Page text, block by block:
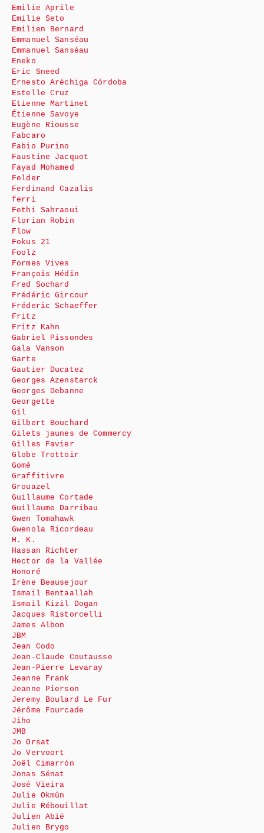
Emilie Aprile
Emilie Seto
Emilien Bernard
Emmanuel Sanséau
Emmanuel Sanséau
Eneko
Eric Sneed
Ernesto Aréchiga Córdoba
Estelle Cruz
Etienne Martinet
Étienne Savoye
Eugène Riousse
Fabcaro
Fabio Purino
Faustine Jacquot
Fayad Mohamed
Felder
Ferdinand Cazalis
ferri
Fethi Sahraoui
Florian Robin
Flow
Fokus 21
Foolz
Formes Vives
François Hédin
Fred Sochard
Frédéric Gircour
Fréderic Schaeffer
Fritz
Fritz Kahn
Gabriel Pissondes
Gala Vanson
Garte
Gautier Ducatez
Georges Azenstarck
Georges Debanne
Georgette
Gil
Gilbert Bouchard
Gilets jaunes de Commercy
Gilles Favier
Globe Trottoir
Gomé
Graffitivre
Grouazel
Guillaume Cortade
Guillaume Darribau
Gwen Tomahawk
Gwenola Ricordeau
H. K.
Hassan Richter
Hector de la Vallée
Honoré
Irène Beausejour
Ismail Bentaallah
Ismail Kizil Dogan
Jacques Ristorcelli
James Albon
JBM
Jean Codo
Jean-Claude Coutausse
Jean-Pierre Levaray
Jeanne Frank
Jeanne Pierson
Jeremy Boulard Le Fur
Jérôme Fourcade
Jiho
JMB
Jo Orsat
Jo Vervoort
Joël Cimarrón
Jonas Sénat
José Vieira
Julie Okmûn
Julie Rébouillat
Julien Abié
Julien Brygo